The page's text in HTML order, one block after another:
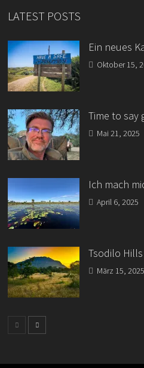
LATEST POSTS
Ein neues
Oktober 15,
Time to
Mai 21, 2025
Ich mach
April 6, 2025
Tsodilo Hills
März 15, 2025